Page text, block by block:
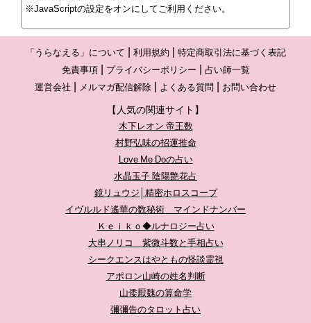
※JavaScriptの設定をオンにしてご利用ください。
「うらなえる」について 利用規約
特定商取引法に基づく表記
免責事項
プライバシーポリシー
占い師一覧
運営会社
メルマガ配信解除 よくある質問 お問い合わせ
【人気の関連サイト】
木下レオン 帝王数
村野弘味の招運推命
Love Me Doの占い
水晶玉子 陰陽艶花占
鏡リュウジ│精密ホロスコープ
イヴルルド遙華の数秘術 マインドナンバー
Ｋｅｉｋｏ◆ルナロジー占い
大串ノリコ 紫微斗数と手相占い
シークエンスはやともの怪談霊視
アポロン山崎の姓名判断
山倭厭魏の算命学
彌彌告のタロット占い